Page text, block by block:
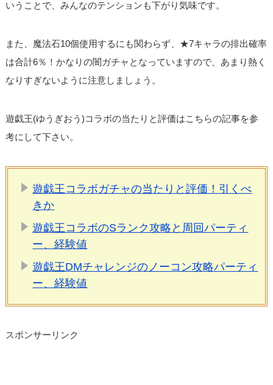
いうことで、みんなのテンションも下がり気味です。
また、魔法石10個使用するにも関わらず、★7キャラの排出確率
は合計6％！かなりの闇ガチャとなっていますので、あまり熱く
なりすぎないように注意しましょう。
遊戯王(ゆうぎおう)コラボの当たりと評価はこちらの記事を参
考にして下さい。
遊戯王コラボガチャの当たりと評価！引くべ
きか
遊戯王コラボのSランク攻略と周回パーティ
ー、経験値
遊戯王DMチャレンジのノーコン攻略パーティ
ー、経験値
スポンサーリンク